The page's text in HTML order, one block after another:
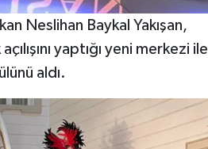
Neslihan Baykal Yakışan,
yaptığı yeni merkezi ile
aldı.